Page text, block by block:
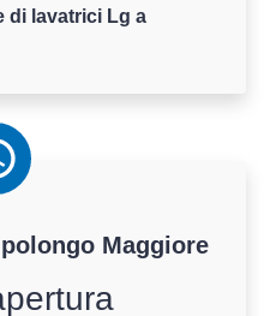
di lavatrici Lg a
Maggiore